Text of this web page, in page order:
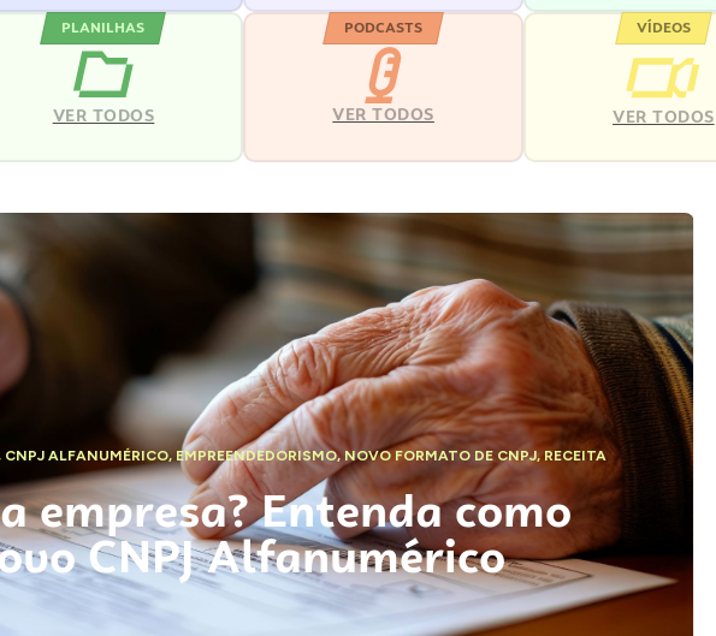
PLANILHAS
VER TODOS
PODCASTS
VER TODOS
VÍDEOS
VER TODOS
CNPJ ALFANUMÉRICO, EMPREENDEDORISMO,NOVO FORMATO DE CNPJ,RECEITA
empresa? Entenda como
CNPJ Alfanumérico